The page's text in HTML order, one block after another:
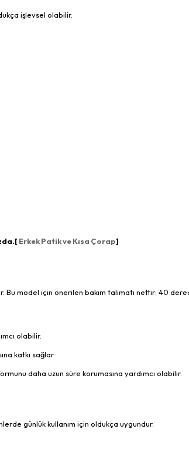
işlevsel olabilir.
Erkek Patik ve Kısa Çorap]
Bu model için önerilen bakım talimatı nettir: 40
olabilir.
katkı sağlar.
daha uzun süre korumasına yardımcı olabilir.
günlük kullanım için oldukça uygundur.